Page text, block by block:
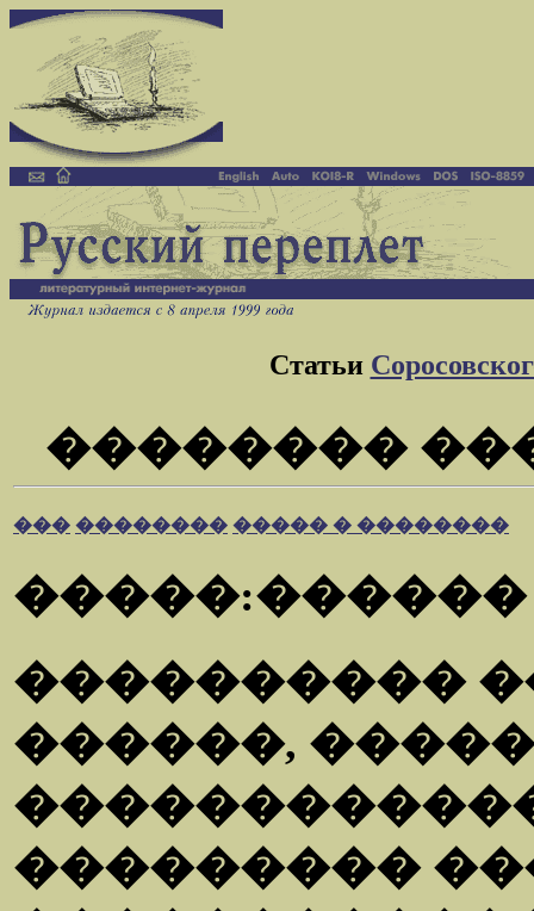
Статьи
��������
��� �������� ����� � ��������
�����:������
����������
������,
���������